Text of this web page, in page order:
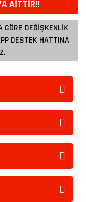
AİTTİR!!
GÖRE DEĞİŞKENLİK
DESTEK HATTINA